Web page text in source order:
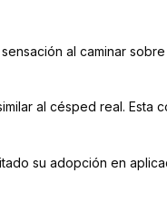
al caminar
al césped real. Esta
su adopción en